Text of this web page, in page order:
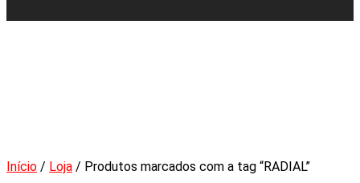
Início / Loja / Produtos marcados com a tag “RADIAL”